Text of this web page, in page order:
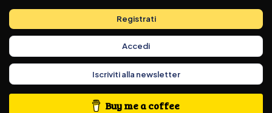
Registrati
Accedi
Iscriviti alla newsletter
Buy me a coffee